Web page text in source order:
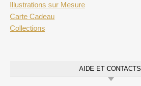
Illustrations sur Mesure
Carte Cadeau
Collections
AIDE ET CONTACTS